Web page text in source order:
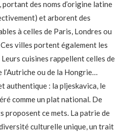
des noms d’origine latine
et arborent des
à celles de Paris, Londres ou
villes portent également les
cuisines rappellent celles de
l’Autriche ou de la Hongrie…
authentique : la pljeskavica, le
comme un plat national. De
proposent ce mets. La patrie de
culturelle unique, un trait